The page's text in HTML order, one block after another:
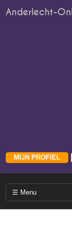
Anderlecht-